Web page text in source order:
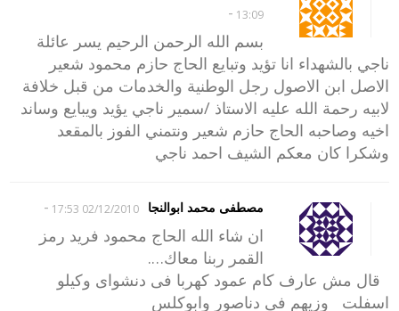
13:09
-
بسم الله الرحمن الرحيم يسر عائلة
ناجي بالشهداء انا تؤيد وتبايع الحاج حازم محمود شعير
الاصل ابن الاصول رجل الوطنية والخدمات من قبل خلافة
لابيه رحمة الله عليه الاستاذ /سمير ناجي يؤيد ويبايع وساند
اخيه وصاحبه الحاج حازم شعير ونتمني الفوز بالمقعد
وشكرا كان معكم الشيف احمد ناجي
مصطفى محمد ابوالنجا 02/12/2010 17:53
-
ان شاء الله الحاج محمود فريد رمز
القمر ربنا معاك….
قال مش عارف كام عمود كهربا فى دنشواى وكيلو
اسفلت وزيهم فى دناصور وابوكلس